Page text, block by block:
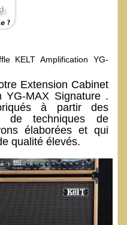
KELT Amplification YG-
Extension Cabinet
YG-MAX Signature .
à partir des
de techniques de
élaborées et qui
qualité élevés.